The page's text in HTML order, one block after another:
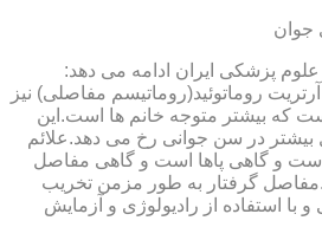
جوان
پزشکی ایران ادامه می دهد:
روماتوئید(روماتیسم مفاصلی) نیز
که بیشتر متوجه خانم ها است.این
در سن جوانی رخ می دهد.علائم
دست و گاهی پاها است و گاهی مفاصل
گرفتار به طور مزمن تخریب
با استفاده از رادیولوژی و آزمایش